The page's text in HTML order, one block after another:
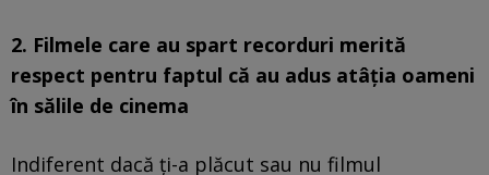
2. Filmele care au spart recorduri merită
respect pentru faptul că au adus atâția oameni
în sălile de cinema
Indiferent dacă ți-a plăcut sau nu filmul